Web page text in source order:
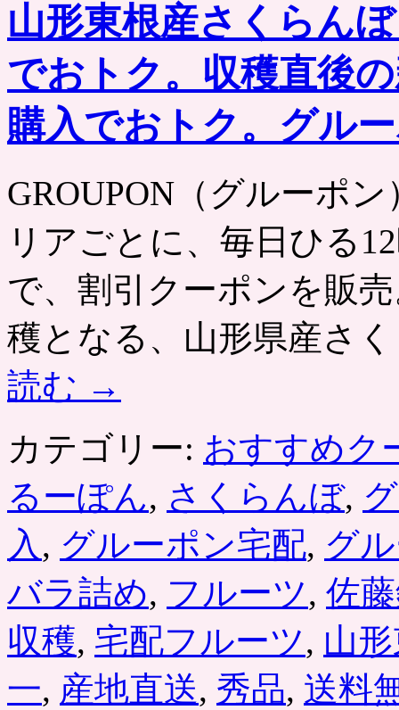
楽
し
め
る
割
引
チ
ケ
ト
（ク
ポ
ン）
が
人
ポ
ン
ら
産
直
送、
種
な
し
オ
ー
た
ぷ
り
が
送
込
み
お
ポ
ン
パ
レ
山形東根産さくらん
でおトク。収穫直後
購入でおトク。グル
GROUPON（グルーポ
リアごとに、毎日ひる
で、割引クーポンを販
穫となる、山形県産さ
読む →
カテゴリー: おすすめク
るーぽん, さくらんぼ,
入 , グルーポン宅配, グ
バラ詰め, フルーツ, 佐
収穫, 宅配フルーツ, 山
一, 産地直送, 秀品, 送料